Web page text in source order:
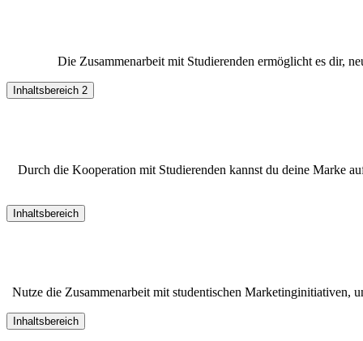
Die Zusammenarbeit mit Studierenden ermöglicht es dir,
Inhaltsbereich 2
Durch die Kooperation mit Studierenden kannst du deine Marke
Inhaltsbereich
Nutze die Zusammenarbeit mit studentischen Marketinginitiativen,
Inhaltsbereich